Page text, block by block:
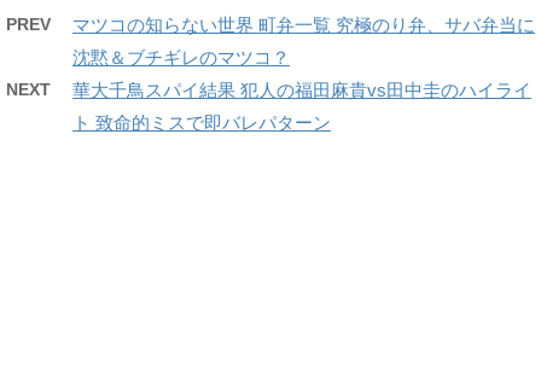
PREV
マツコの知らない世界 町弁一覧 究極のり弁、サバ弁当に
沈黙＆ブチギレのマツコ？
NEXT
華大千鳥スパイ結果 犯人の福田麻貴vs田中圭のハイライ
ト 致命的ミスで即バレパターン